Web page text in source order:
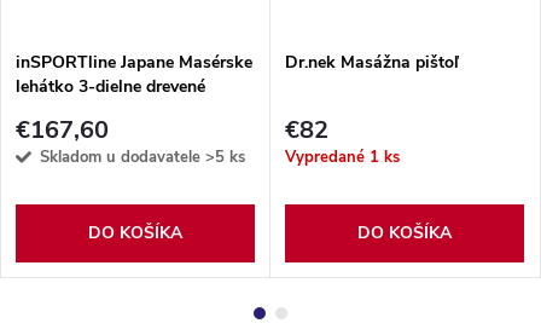
inSPORTline Japane Masérske
lehátko 3-dielne drevené
€167,60
Skladom u dodavatele >5 ks
DO KOŠÍKA
Dr.nek Masážna pištoľ
€82
Vypredané 1 ks
DO KOŠÍKA